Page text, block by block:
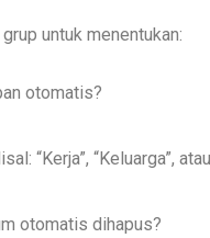
untuk menentukan:
otomatis?
“Kerja”, “Keluarga”, atau
otomatis dihapus?